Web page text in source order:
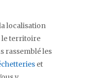
localisation
le territoire
rassemblé les
et